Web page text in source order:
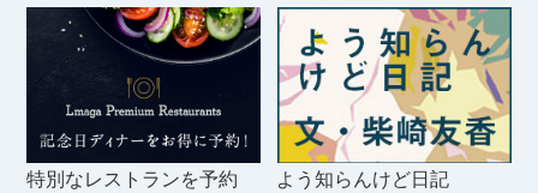
特別なレストランを予約 よう知らんけど日記